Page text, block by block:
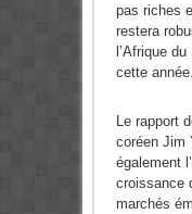
pas riches
restera
l’Afrique
cette année.
Le rapport
coréen Jim
également
croissance
marchés